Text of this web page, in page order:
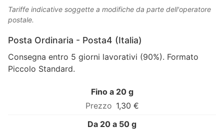
Tariffe indicative soggette a modifiche da parte dell'operatore
postale.
Posta Ordinaria - Posta4 (Italia)
Consegna entro 5 giorni lavorativi (90%). Formato
Piccolo Standard.
Fino a 20 g
1,30 €
Da 20 a 50 g